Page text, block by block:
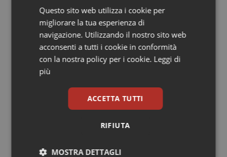
Salute orale & impianti
Sangue & coagulazione
Tiroide
Tumore al seno
Potrebbe interessarti in
Regioni e Asl
Settimana della Scienza dello
Regione Lombardia scrive al ministro
fotografano la qualità reale del Ssn”
Questo sito web utilizza i cookie per
migliorare la tua esperienza di
navigazione. Utilizzando il nostro sito web
acconsenti a tutti i cookie in conformità
con la nostra policy per i cookie. Leggi di
più
ACCETTA TUTTI
RIFIUTA
MOSTRA DETTAGLI